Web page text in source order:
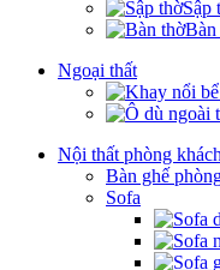
Sập
Bàn
Ngoại thất
Nội thất phòng khách
Bàn ghế
Sofa